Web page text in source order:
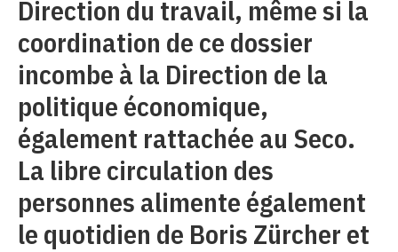
Direction du travail, même si la
coordination de ce dossier
incombe à la Direction de la
politique économique,
également rattachée au Seco.
La libre circulation des
personnes alimente également
le quotidien de Boris Zürcher et